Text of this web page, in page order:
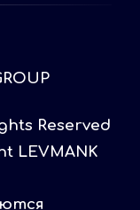
Reserved
LEVMANK